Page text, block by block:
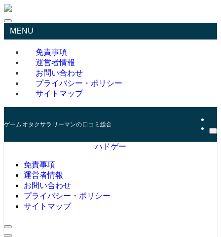
MENU
免責事項
運営者情報
お問い合わせ
プライバシー・ポリシー
サイトマップ
ゲームオタクサラリーマンの口コミ総合サイト
ハドゲー
免責事項
運営者情報
お問い合わせ
プライバシー・ポリシー
サイトマップ